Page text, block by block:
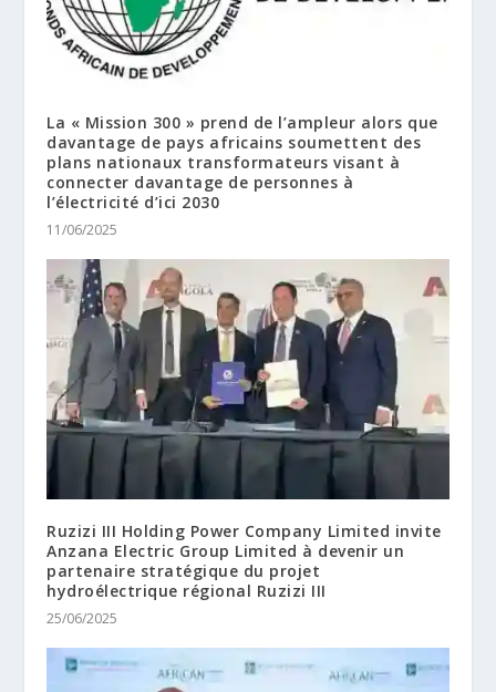
La « Mission 300 » prend de l’ampleur alors que
davantage de pays africains soumettent des
plans nationaux transformateurs visant à
connecter davantage de personnes à
l’électricité d’ici 2030
11/06/2025
Ruzizi III Holding Power Company Limited invite
Anzana Electric Group Limited à devenir un
partenaire stratégique du projet
hydroélectrique régional Ruzizi III
25/06/2025